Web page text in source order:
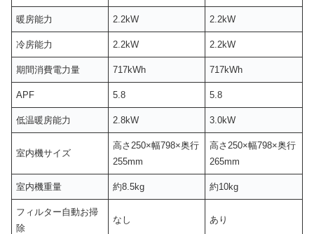
暖房能力 2.2kW 2.2kW
冷房能力 2.2kW 2.2kW
期間消費電力量 717kWh 717kWh
APF 5.8 5.8
低温暖房能力 2.8kW 3.0kW
室内機サイズ
高さ250×幅798×奥行
255mm
高さ250×幅798×奥行
265mm
室内機重量 約8.5kg 約10kg
フィルター自動お掃
除
なし あり